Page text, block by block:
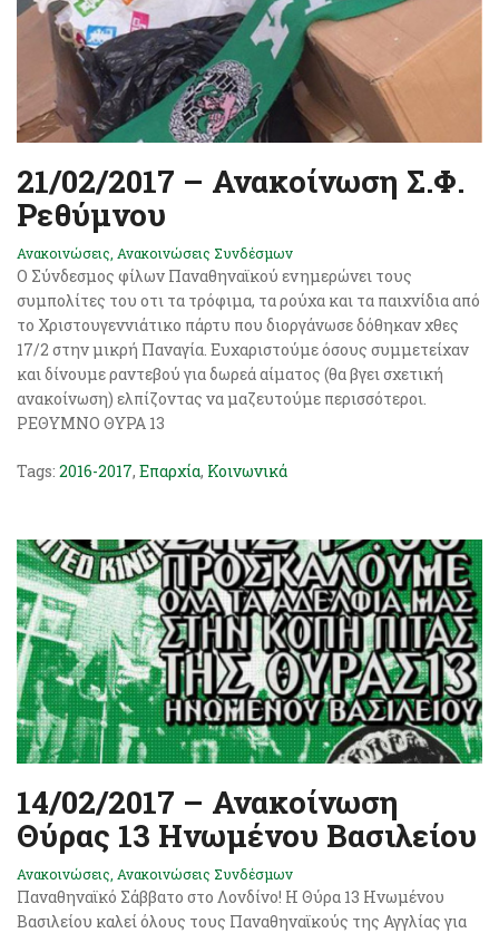
21/02/2017 – Ανακοίνωση Σ.Φ.
Ρεθύμνου
Ανακοινώσεις, Ανακοινώσεις Συνδέσμων
Ο Σύνδεσμος φίλων Παναθηναϊκού ενημερώνει τους
συμπολίτες του οτι τα τρόφιμα, τα ρούχα και τα παιχνίδια από
το Χριστουγεννιάτικο πάρτυ που διοργάνωσε δόθηκαν χθες
17/2 στην μικρή Παναγία. Ευχαριστούμε όσους συμμετείχαν
και δίνουμε ραντεβού για δωρεά αίματος (θα βγει σχετική
ανακοίνωση) ελπίζοντας να μαζευτούμε περισσότεροι.
ΡΕΘΥΜΝΟ ΘΥΡΑ 13
Tags: 2016-2017, Επαρχία, Κοινωνικά
14/02/2017 – Ανακοίνωση
Θύρας 13 Ηνωμένου Βασιλείου
Ανακοινώσεις Ανακοινώσεις Συνδέσμων
Παναθηναϊκό Σάββατο στο Λονδίνο! Η Θύρα 13 Ηνωμένου
Βασιλείου καλεί όλους τους Παναθηναϊκούς της Αγγλίας για